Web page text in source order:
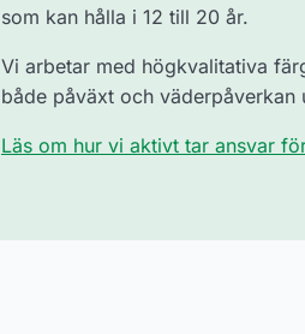
som kan hålla i 12 till 20 år.
Vi arbetar med högkvalitativa
både påväxt och väderpåverkan
Läs om hur vi aktivt tar ansvar